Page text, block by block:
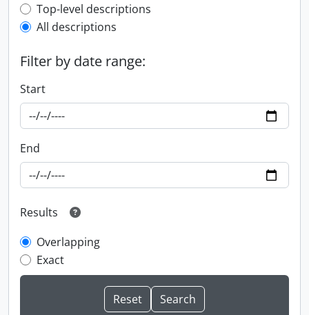
Top-level description filter
Top-level descriptions
All descriptions
Filter by date range:
Start
End
Results
Overlapping
Exact